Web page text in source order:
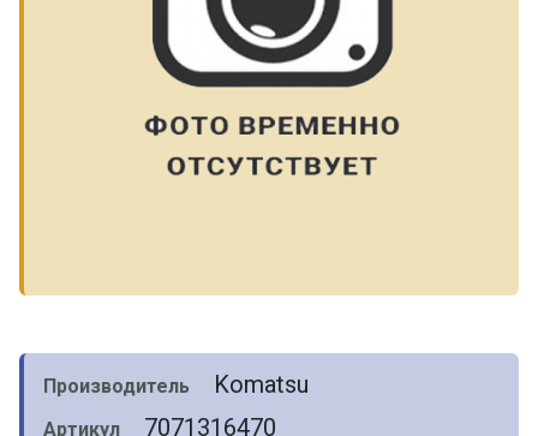
Производитель Komatsu
Артикул 7071316470